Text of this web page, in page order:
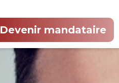
Devenir mandataire